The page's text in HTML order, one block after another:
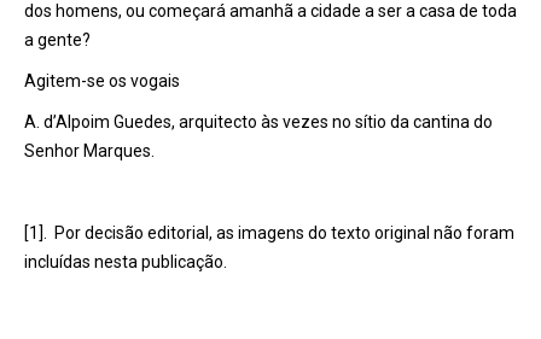
dos homens, ou começará amanhã a cidade a ser a casa de toda
a gente?
Agitem-se os vogais
A. d’Alpoim Guedes, arquitecto às vezes no sítio da cantina do
Senhor Marques.
[1]. Por decisão editorial, as imagens do texto original não foram
incluídas nesta publicação.